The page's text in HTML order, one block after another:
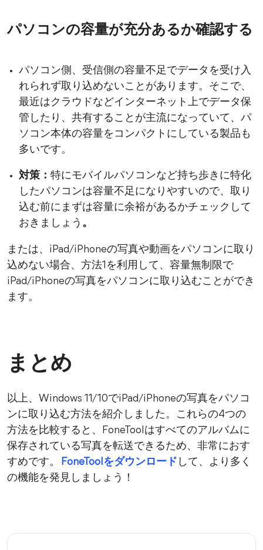
パソコンの容量が充分あるか確認する
パソコン側、受信側の容量不足でデータを受け入
れられず取り込めないことがあります。そこで、
最近はクラウドなどインターネット上でデータ保
管したり、共有することが主流になっていて、パ
ソコン本体の容量をコンパクトにしている製品も
多いです。
対策： 特にモバイルパソコンなど持ち歩きに特化
したパソコンは容量不足になりやすいので、取り
込む前にまずは容量に余裕があるかチェックして
おきましょう 。
または、iPad/iPhoneの写真や動画をパソコンに取り
込めない場合、方法1を利用して、容量無制限で
iPad/iPhoneの写真をパソコンに取り込むことができ
ます。
まとめ
以上、Windows 11/10でiPad/iPhoneの写真をパソコ
ンに取り込む方法を紹介しました。これらの4つの
方法を比較すると、FoneToolはすべてのアルバムに
保存されている写真を転送できるため、非常におす
すめです。
FoneToolをダウンロード して、より多く
の機能を発見しましょう！